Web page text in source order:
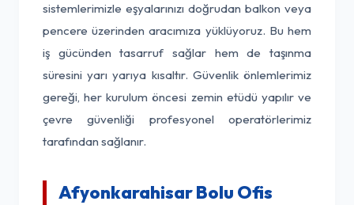
sistemlerimizle eşyalarınızı doğrudan balkon veya
pencere üzerinden aracımıza yüklüyoruz. Bu hem
iş gücünden tasarruf sağlar hem de taşınma
süresini yarı yarıya kısaltır. Güvenlik önlemlerimiz
gereği, her kurulum öncesi zemin etüdü yapılır ve
çevre güvenliği profesyonel operatörlerimiz
tarafından sağlanır.
Afyonkarahisar Bolu Ofis